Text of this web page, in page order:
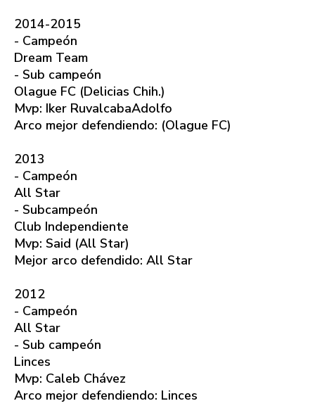
2014-2015
- Campeón
Dream Team
- Sub campeón
Olague FC (Delicias Chih.)
Mvp: Iker RuvalcabaAdolfo
Arco mejor defendiendo: (Olague FC)
2013
- Campeón
All Star
- Subcampeón
Club Independiente
Mvp: Said (All Star)
Mejor arco defendido: All Star
2012
- Campeón
All Star
- Sub campeón
Linces
Mvp: Caleb Chávez
Arco mejor defendiendo: Linces